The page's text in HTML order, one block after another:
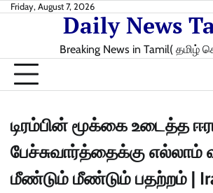
SkipFriday, August 7, 2026
Daily News
Breaking News in Tamil( தமிழ்
டிரம்பின் மூக்கை உடைத்த
பேச்சுவார்த்தைக்கு எல்லாம்
மீண்டும் மீண்டும் பதற்றம் |